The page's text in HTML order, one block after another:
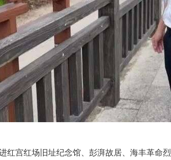
红宫红场旧址纪念馆、彭湃故居、海丰革命